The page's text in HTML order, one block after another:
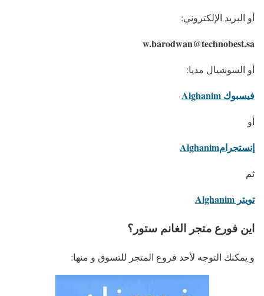
أو البريد الإلكتروني:
w.barodwan@technobest.sa
أو السوشيال مديا:
فيسبوك Alghanim
أو
إنستجرامAlghanim
ثم
تويتر Alghanim
اين فورع متجر الغانم ستور؟
و يمكنك التوجه لأحد فروع المتجر للتسوق و منها: